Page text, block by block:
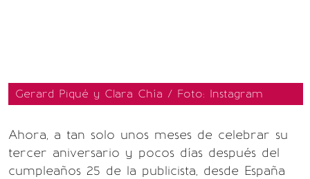
Gerard Piqué y Clara Chía / Foto: Instagram
Ahora, a tan solo unos meses de celebrar su
tercer aniversario y pocos días después del
cumpleaños 25 de la publicista, desde España